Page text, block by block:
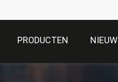
PRODUCTEN